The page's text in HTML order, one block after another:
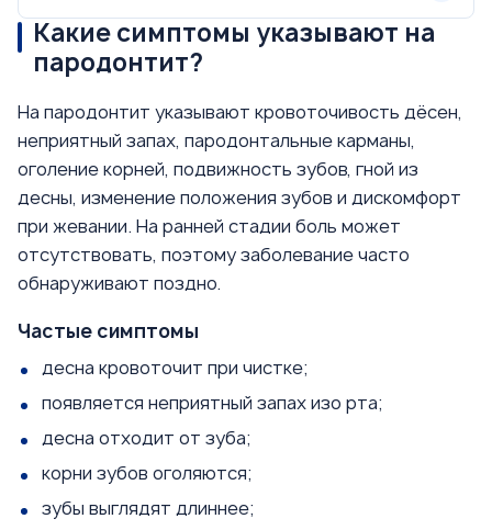
Какие симптомы указывают на
пародонтит?
На пародонтит указывают кровоточивость дёсен,
неприятный запах, пародонтальные карманы,
оголение корней, подвижность зубов, гной из
десны, изменение положения зубов и дискомфорт
при жевании. На ранней стадии боль может
отсутствовать, поэтому заболевание часто
обнаруживают поздно.
Частые симптомы
десна кровоточит при чистке;
появляется неприятный запах изо рта;
десна отходит от зуба;
корни зубов оголяются;
зубы выглядят длиннее;